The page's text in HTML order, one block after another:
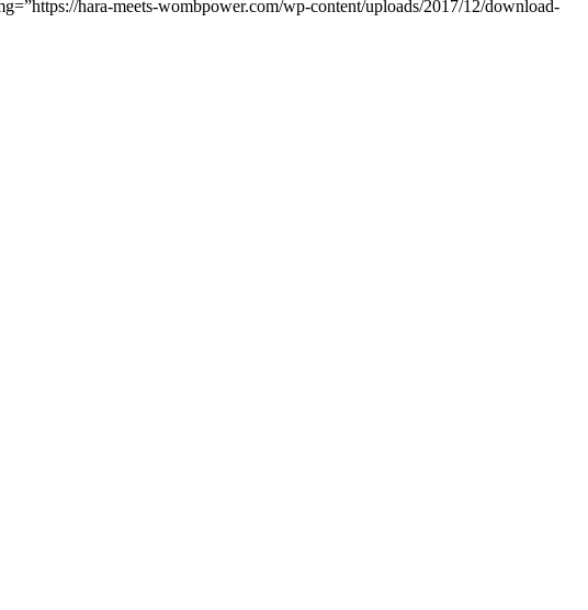
hara-meets-wombpower.com/wp-content/uploads/2017/12/download-